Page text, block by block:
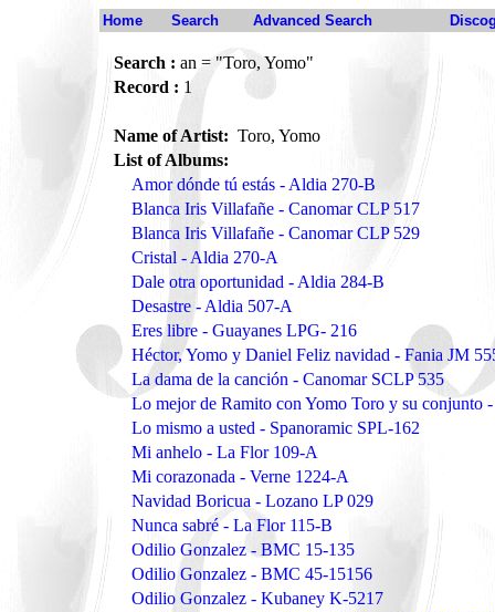
Home Search Advanced Search
Search : an = "Toro, Yomo"
Record : 1
Name of Artist: Toro, Yomo
List of Albums:
Amor dónde tú estás - Aldia 270-B
Blanca Iris Villafañe - Canomar CLP 517
Blanca Iris Villafañe - Canomar CLP 529
Cristal - Aldia 270-A
Dale otra oportunidad - Aldia 284-B
Desastre - Aldia 507-A
Eres libre - Guayanes LPG- 216
Héctor, Yomo y Daniel Feliz navidad - Fania JM
La dama de la canción - Canomar SCLP 535
Lo mejor de Ramito con Yomo Toro y su conjunto
Lo mismo a usted - Spanoramic SPL-162
Mi anhelo - La Flor 109-A
Mi corazonada - Verne 1224-A
Navidad Boricua - Lozano LP 029
Nunca sabré - La Flor 115-B
Odilio Gonzalez - BMC 15-135
Odilio Gonzalez - BMC 45-15156
Odilio Gonzalez - Kubaney K-5217